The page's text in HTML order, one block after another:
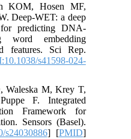
KOM, Hosen MF,
Deep-WET: a deep
for predicting DNA-
word embedding
features. Sci Rep.
s41598-024-
Waleska M, Krey T,
F. Integrated
Framework for
Sensors (Basel).
s24030886 ] [PMID